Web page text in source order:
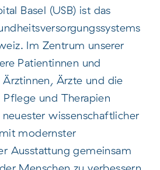
Basel (USB) ist das
Im Zentrum unserer
Patientinnen und
Ärztinnen, Ärzte und die
und Therapien
wissenschaftlicher
modernster
Ausstattung gemeinsam